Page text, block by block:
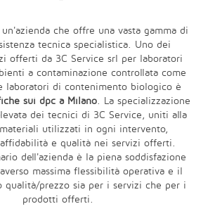
che offre una vasta gamma di
tecnica specialistica. Uno dei
offerti da 3C Service srl per laboratori
a contaminazione controllata come
laboratori di contenimento biologico è
sui dpc a Milano. La specializzazione
dei tecnici di 3C Service, uniti alla
utilizzati in ogni intervento,
e qualità nei servizi offerti.
dell'azienda è la piena soddisfazione
massima flessibilità operativa e il
qualità/prezzo sia per i servizi che per i
prodotti offerti.